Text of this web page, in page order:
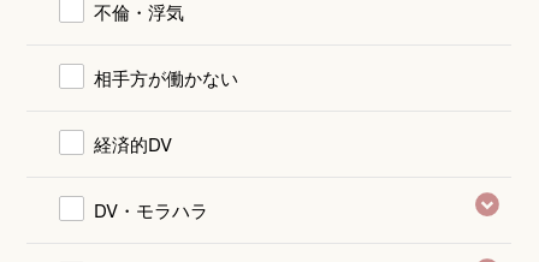
不倫・浮気
相手方が働かない
経済的DV
DV・モラハラ